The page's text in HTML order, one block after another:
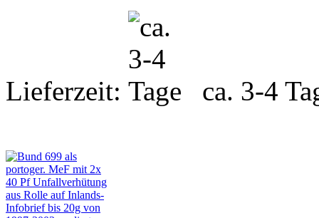
Lieferzeit: ca. 3-4